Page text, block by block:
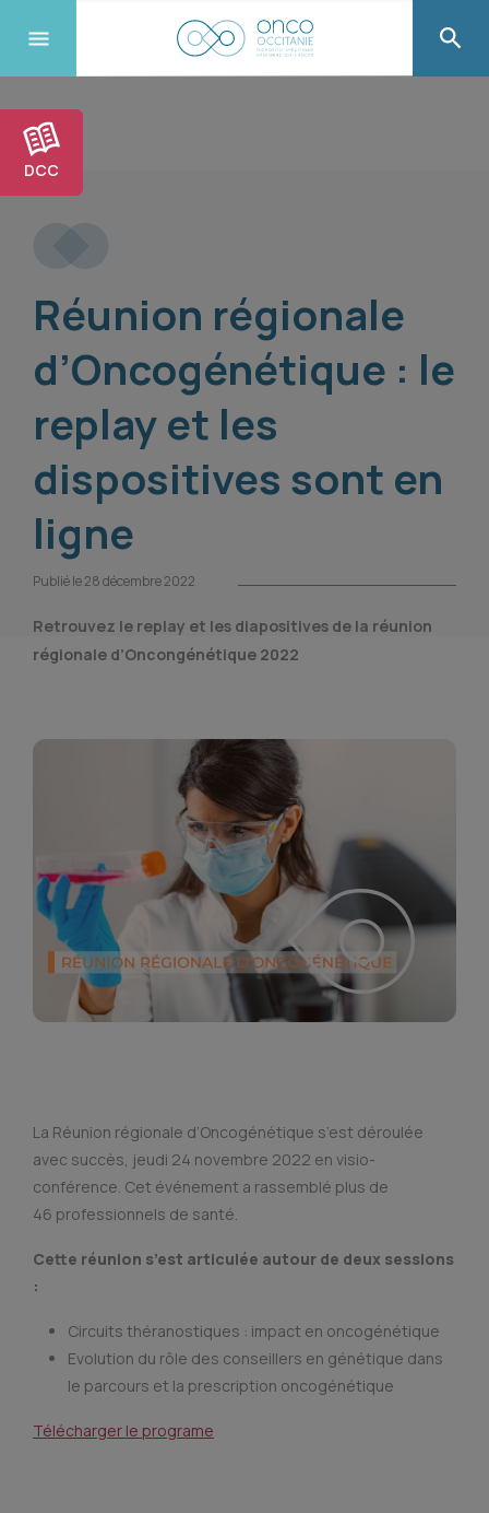
DCC
Réunion régionale
d’Oncogénétique : le
replay et les
dispositives sont en
ligne
Publié le 28 décembre 2022
Retrouvez le replay et les diapositives de la réunion
régionale d’Oncongénétique 2022
La Réunion régionale d’Oncogénétique s’est déroulée
avec succès, jeudi 24 novembre 2022 en visio-
conférence. Cet événement a rassemblé plus de
46 professionnels de santé.
Cette réunion s’est articulée autour de deux sessions
:
Circuits théranostiques : impact en oncogénétique
Evolution du rôle des conseillers en génétique dans
le parcours et la prescription oncogénétique
Télécharger le programe